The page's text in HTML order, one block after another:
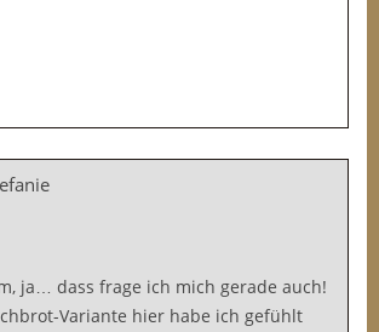
ja… dass frage ich mich gerade auch!
Variante hier habe ich gefühlt